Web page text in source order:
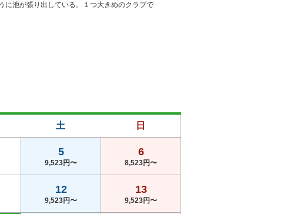
に池が張り出している。１つ大きめのクラブで
土 日
5
9,523円〜
6
8,523円〜
12
9,523円〜
13
9,523円〜